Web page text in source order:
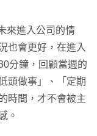
來進入公司的情
也會更好，在進入
分鐘，回顧當週的
頭做事」、「定期
時間，才不會被主
。